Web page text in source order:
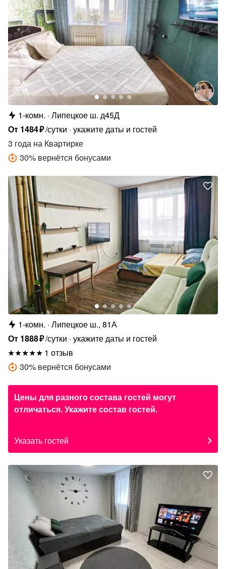
1-комн. Липецкое ш. д45Д
От 1484₽/сутки укажите даты и гостей
3 года на Квартирке
30% вернётся бонусами
1-комн. Липецкое ш., 81А
От 1888₽/сутки укажите даты и гостей
1 отзыв
30% вернётся бонусами
Цены для разного состава гостей могут
отличаться. Укажите состав гостей.
Указать гостей